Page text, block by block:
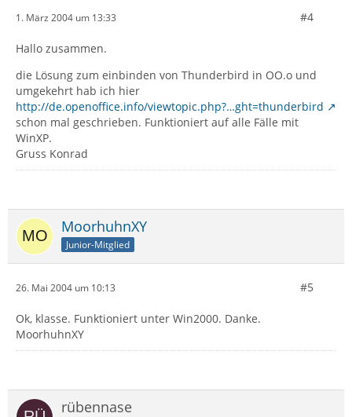
1. März 2004 um 13:33 #4
Hallo zusammen.
die Lösung zum einbinden von Thunderbird in OO.o und
umgekehrt hab ich hier
http://de.openoffice.info/viewtopic.php?…ght=thunderbird
schon mal geschrieben. Funktioniert auf alle Fälle mit
WinXP.
Gruss Konrad
MoorhuhnXY
Junior-Mitglied
26. Mai 2004 um 10:13 #5
Ok, klasse. Funktioniert unter Win2000. Danke.
MoorhuhnXY
rübennase